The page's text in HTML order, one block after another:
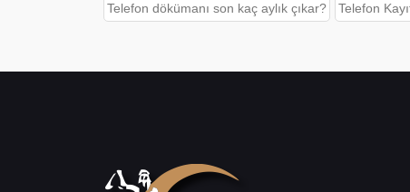
Telefon dökümanı son kaç aylık çıkar? Telefon